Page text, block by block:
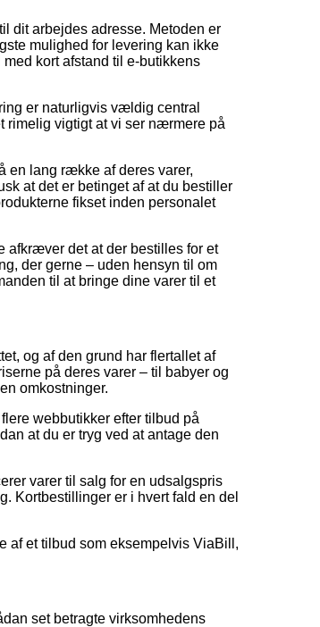
dit arbejdes adresse. Metoden er
mulighed for levering kan ikke
kort afstand til e-butikkens
er naturligvis vældig central
rimelig vigtigt at vi ser nærmere på
en lang række af deres varer,
at det er betinget af at du bestiller
fikset inden personalet
afkræver det at der bestilles for et
der gerne – uden hensyn til om
til at bringe dine varer til et
og af den grund har flertallet af
på deres varer – til babyer og
omkostninger.
webbutikker efter tilbud på
at du er tryg ved at antage den
varer til salg for en udsalgspris
Kortbestillinger er i hvert fald en del
af et tilbud som eksempelvis ViaBill,
set betragte virksomhedens